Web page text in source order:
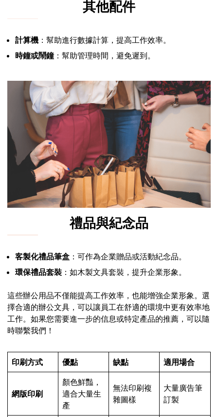
其他配件
計算機 ：幫助進行數據計算，提高工作效率。
時鐘或鬧鐘：幫助管理時間，避免遲到。
禮品與紀念品
客製化禮品筆盒 ：可作為企業贈品或活動紀念品。
環保禮品套裝 ：如木製文具套裝，提升企業形象。
這些辦公用品不僅能提高工作效率，也能增強企業形象。選
擇合適的辦公文具，可以讓員工在舒適的環境中更有效率地
工作。如果您需要進一步的信息或特定產品的推薦，可以隨
時聯繫我們！
印刷方式 優點 缺點 適用場合
網版印刷
顏色鮮豔，
適合大量生
產
無法印刷複
雜圖樣
大量廣告筆
訂製